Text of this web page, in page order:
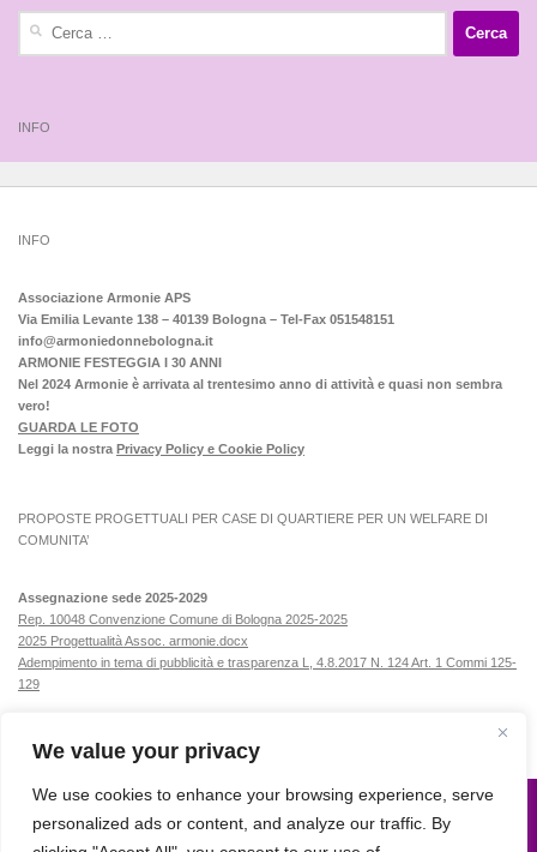
We value your privacy
We use cookies to enhance your browsing experience, serve
personalized ads or content, and analyze our traffic. By
INFO
INFO
Associazione Armonie APS
Via Emilia Levante 138 – 40139 Bologna – Tel-Fax 051548151
info@armoniedonnebologna.it
ARMONIE FESTEGGIA I 30 ANNI
Nel 2024 Armonie è arrivata al trentesimo anno di attività e quasi non sembra
vero!
GUARDA LE FOTO
Leggi la nostra Privacy Policy e Cookie Policy
PROPOSTE PROGETTUALI PER CASE DI QUARTIERE PER UN WELFARE DI
COMUNITA’
Assegnazione sede 2025-2029
Rep. 10048 Convenzione Comune di Bologna 2025-2025
2025 Progettualità Assoc. armonie.docx
Adempimento in tema di pubblicità e trasparenza L, 4.8.2017 N. 124 Art. 1 Commi 125-
129
Armonie © 2015. All Rights Reserved.